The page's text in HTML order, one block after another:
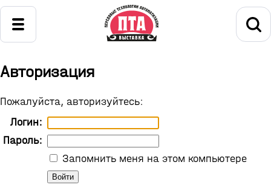
Авторизация
Пожалуйста, авторизуйтесь:
Логин:
Пароль:
Запомнить меня на этом компьютере